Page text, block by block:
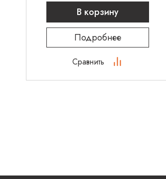
В корзину
Подробнее
Сравнить